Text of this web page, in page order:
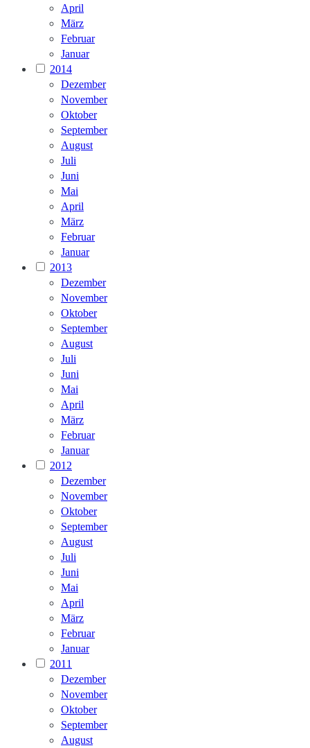
April
März
Februar
Januar
2014
Dezember
November
Oktober
September
August
Juli
Juni
Mai
April
März
Februar
Januar
2013
Dezember
November
Oktober
September
August
Juli
Juni
Mai
April
März
Februar
Januar
2012
Dezember
November
Oktober
September
August
Juli
Juni
Mai
April
März
Februar
Januar
2011
Dezember
November
Oktober
September
August